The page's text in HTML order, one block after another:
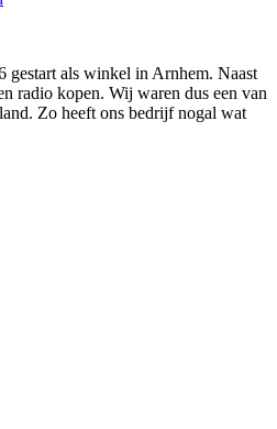
als winkel in Arnhem. Naast
radio kopen. Wij waren dus een van
Zo heeft ons bedrijf nogal wat